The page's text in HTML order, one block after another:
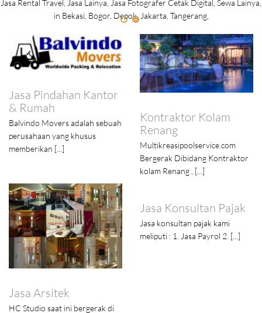
Jasa Rental Travel, Jasa Lainya, Jasa Fotografer Cetak Digital, Sewa Lainya,
in Bekasi, Bogor, Depok, Jakarta, Tangerang,
Jasa Pindahan Kantor
& Rumah
Balvindo Movers adalah sebuah
perusahaan yang khusus
memberikan [...]
Kontraktor Kolam
Renang
Multikreasipoolservice.com
Bergerak Dibidang Kontraktor
kolam Renang , [...]
Jasa Arsitek
HC Studio saat ini bergerak di
Jasa Konsultan Pajak
Jasa konsultan pajak kami
meliputi : 1. Jasa Payrol 2. [...]